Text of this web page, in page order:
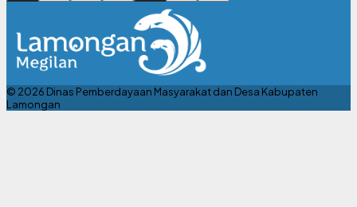
© 2026 Dinas Pemberdayaan Masyarakat dan Desa Kabupaten
Lamongan